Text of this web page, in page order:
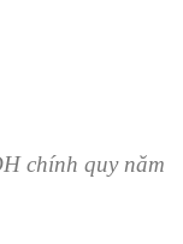
chính quy năm